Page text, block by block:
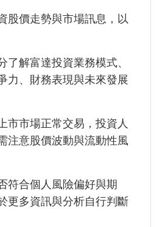
股價走勢與市場訊息，以
了解富達投資業務模式、
力、財務表現與未來發展
市市場正常交易，投資人
注意股價波動與流動性風
符合個人風險偏好與期
更多資訊與分析自行判斷